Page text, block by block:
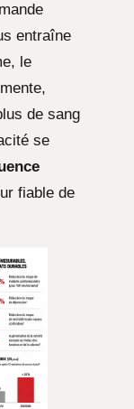
entraîne
le
de sang
se
fiable de